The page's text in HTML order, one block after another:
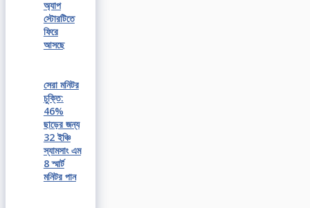
অ্যাপ
স্টোরটিতে
ফিরে
আসছে
সেরা মনিটর
চুক্তি:
46%
ছাড়ের জন্য
32 ইঞ্চি
স্যামসাং এম
8 স্মার্ট
মনিটর পান